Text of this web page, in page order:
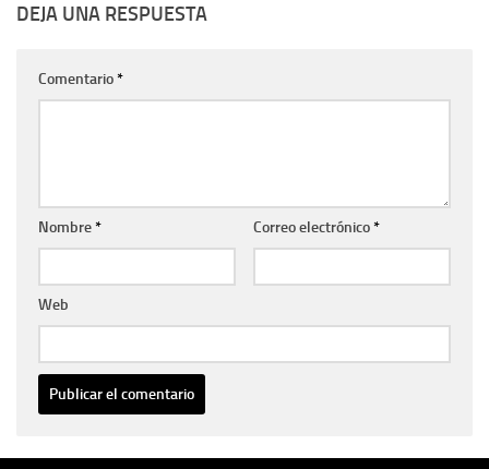
DEJA UNA RESPUESTA
Comentario*
Nombre* Correo electrónico*
Web